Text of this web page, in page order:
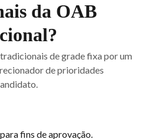
da OAB
de grade fixa por um
de prioridades
fins de aprovação.